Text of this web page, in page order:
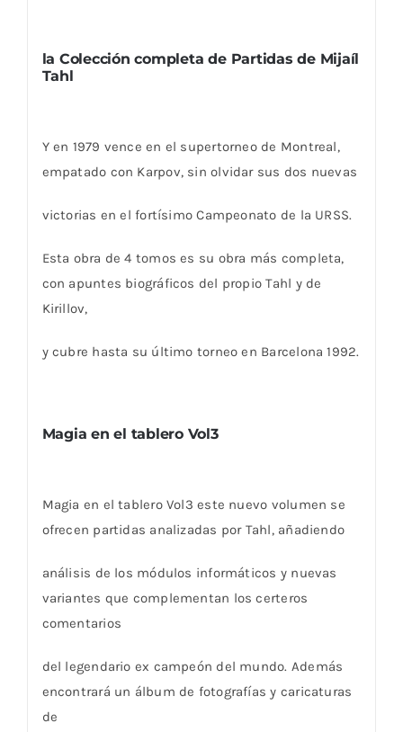
la Colección completa de Partidas de Mijaíl
Tahl
Y en 1979 vence en el supertorneo de Montreal,
empatado con Karpov, sin olvidar sus dos nuevas
victorias en el fortísimo Campeonato de la URSS.
Esta obra de 4 tomos es su obra más completa,
con apuntes biográficos del propio Tahl y de
Kirillov,
y cubre hasta su último torneo en Barcelona 1992.
Magia en el tablero Vol3
Magia en el tablero Vol3 este nuevo volumen se
ofrecen partidas analizadas por Tahl, añadiendo
análisis de los módulos informáticos y nuevas
variantes que complementan los certeros
comentarios
del legendario ex campeón del mundo. Además
encontrará un álbum de fotografías y caricaturas
de